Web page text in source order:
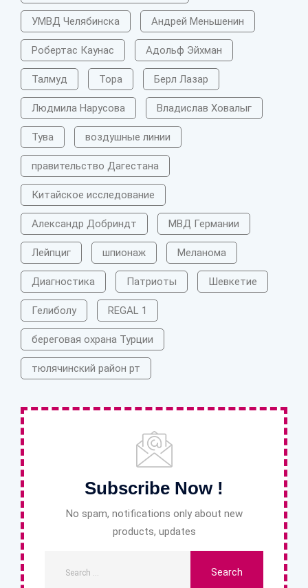
УМВД Челябинска Андрей Меньшенин
Робертас Каунас Адольф Эйхман
Талмуд Тора Берл Лазар
Людмила Нарусова Владислав Ховалыг
Тува воздушные линии
правительство Дагестана
Китайское исследование
Александр Добриндт МВД Германии
Лейпциг шпионаж Меланома
Диагностика Патриоты Шевкетие
Гелиболу REGAL 1
береговая охрана Турции
тюлячинский район рт
Subscribe Now !
No spam, notifications only about new
products, updates